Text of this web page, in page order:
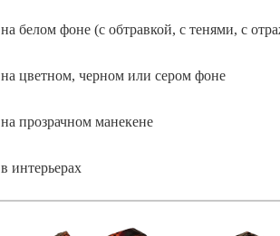
на белом фоне (с обтравкой, с тенями, с
на цветном, черном или сером фоне
на прозрачном манекене
в интерьерах